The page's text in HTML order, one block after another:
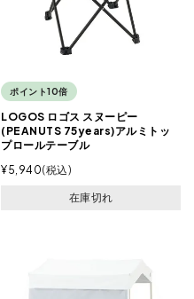
ポイント10倍
LOGOS ロゴス スヌーピー
(PEANUTS 75years)アルミトッ
プロールテーブル
¥5,940 税込
在庫切れ